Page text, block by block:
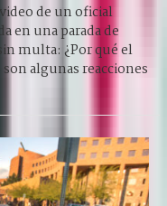
de un oficial
en una parada de
multa: ¿Por qué el
algunas reacciones